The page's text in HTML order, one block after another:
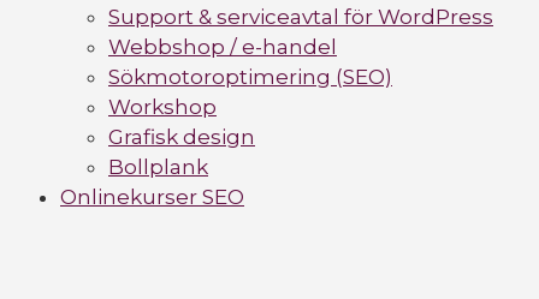
Support & serviceavtal för WordPress
Webbshop / e-handel
Sökmotoroptimering (SEO)
Workshop
Grafisk design
Bollplank
Onlinekurser SEO